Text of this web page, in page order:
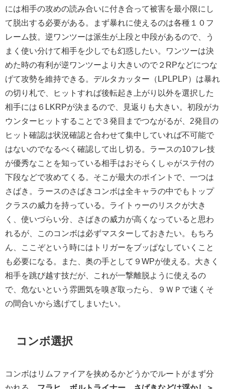
には相手の攻めの読み合いに付き合って被害を最小限にし
て脱出する必要がある。まず暴れに使えるのは各種１０フ
レーム技。逆ワンツーは派生が上段と中段があるので、う
まく使い分けて相手を少しでも幻惑したい。ワンツーは決
めた時の有利が逆ワンツーより大きいので２RPなどにつな
げて攻勢を維持できる。デルタカッター（LPLPLP）は暴れ
の切り札で、ヒットすれば後転起き上がり以外を選択した
相手には６LKRPが決まるので、見返りも大きい。初段がカ
ウンターヒットすることで３発目までつながるが、2発目の
ヒット確認は状況確認と合わせて集中していれば不可能で
はないのでなるべく確認して出し切る。ラースの10フレ技
が優秀なことを知っている相手はおそらくしゃがステ付の
下段などで攻めてくる。そこが最大のポイントで、一つは
さばき。ラースのさばきコンボは全キャラの中でもトップ
クラスの威力を持っている。ライトゥーのリスクが大き
く、使いづらい分、さばきの威力が高くなっていると思わ
れるが、このコンボは必ずマスターしておきたい。もちろ
ん、ここぞという時にはトリガーをブッぱなしていくこと
も必要になる。また、奥の手として９WPが使える。大きく
相手を跳び越す技だが、これが一撃離脱ように使えるの
で、危ないという雰囲気を嗅ぎ取ったら、９ＷＰで速くそ
の間合いから逃げてしまいたい。
コンボ選択
コンボはリムファイアを挟めるかどうかでルートがまず分
かれる。 フラヒ、ボルトライナー、さばきなどは浮かし＞